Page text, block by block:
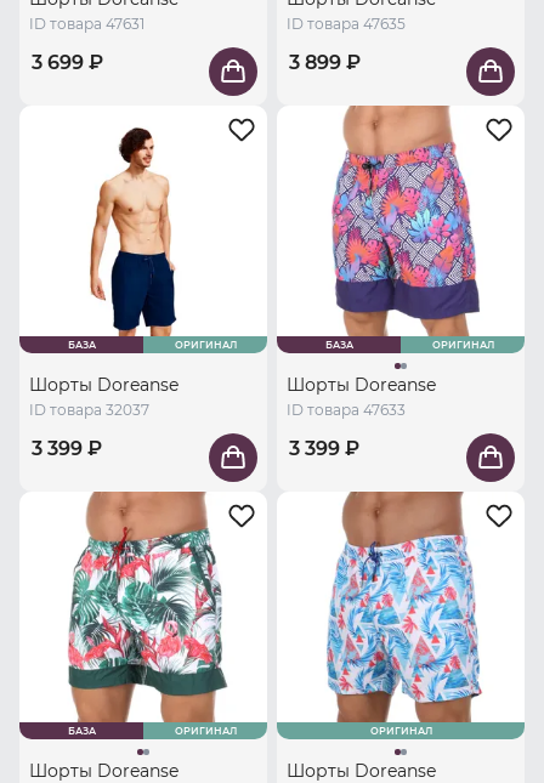
ID товара 47631
3 699 ₽
ID товара 47635
3 899 ₽
БАЗА ОРИГИНАЛ
Шорты Doreanse
ID товара 32037
3 399 ₽
БАЗА ОРИГИНАЛ
Шорты Doreanse
ID товара 47633
3 399 ₽
БАЗА ОРИГИНАЛ
Шорты Doreanse
ОРИГИНАЛ
Шорты Doreanse